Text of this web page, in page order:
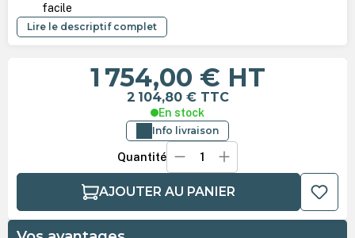
facile
Lire le descriptif complet
1 754,00 € HT
2 104,80 € TTC
En stock
Info livraison
Quantité
AJOUTER AU PANIER